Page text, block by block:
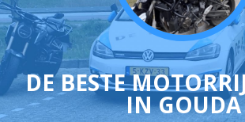
DE BESTE
IN GOUDA